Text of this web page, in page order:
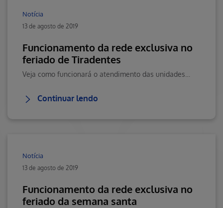
Notícia
13 de agosto de 2019
Funcionamento da rede exclusiva no
feriado de Tiradentes
Continuar lendo
Notícia
13 de agosto de 2019
Funcionamento da rede exclusiva no
feriado da semana santa